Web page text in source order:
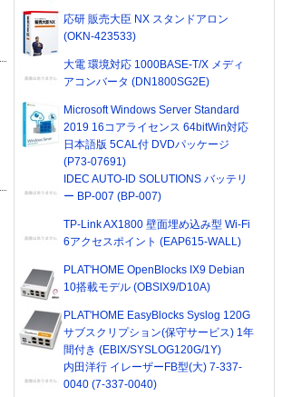
応研 販売大臣 NX スタンドアロン
(OKN-423533)
大電 環境対応 1000BASE-T/X メディ
アコンバータ (DN1800SG2E)
Microsoft Windows Server Standard
2019 16コアライセンス 64bitWin対応
日本語版 5CAL付 DVDパッケージ
(P73-07691)
IDEC AUTO-ID SOLUTIONS バッテリ
ー BP-007 (BP-007)
TP-Link AX1800 壁面埋め込み型 Wi-Fi
6アクセスポイント (EAP615-WALL)
PLAT'HOME OpenBlocks IX9 Debian
10搭載モデル (OBSIX9/D10A)
PLAT'HOME EasyBlocks Syslog 120G
サブスクリプション(保守サービス) 1年
間付き (EBIX/SYSLOG120G/1Y)
内田洋行 イレーザーFB型(大) 7-337-
0040 (7-337-0040)